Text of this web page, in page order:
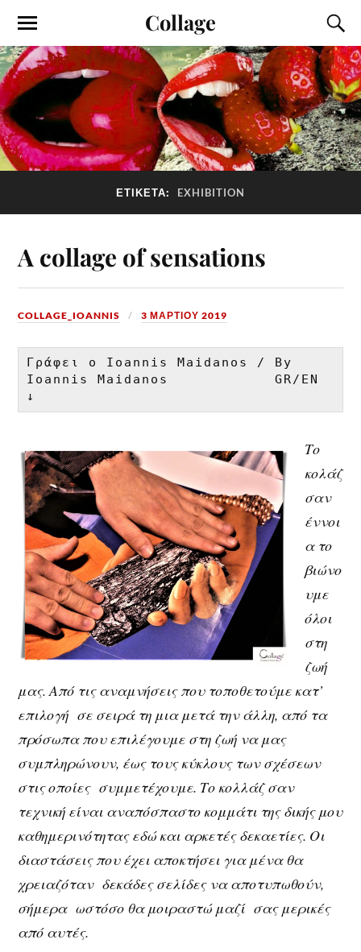
Collage
ΕΤΙΚΈΤΑ: EXHIBITION
A collage of sensations
COLLAGE_IOANNIS 3 ΜΑΡΤΊΟΥ 2019
Γράφει ο Ioannis Maidanos / By
Ioannis Maidanos            GR/EN
↓
Το
κολάζ
σαν
έννοι
α το
βιώνο
υμε
όλοι
στη
ζωή
μας. Από τις αναμνήσεις που τοποθετούμε κατ’
επιλογή σε σειρά τη μια μετά την άλλη, από τα
πρόσωπα που επιλέγουμε στη ζωή να μας
συμπληρώνουν, έως τους κύκλους των σχέσεων
στις οποίες συμμετέχουμε. Το κολλάζ σαν
τεχνική είναι αναπόσπαστο κομμάτι της δικής μου
καθημερινότητας εδώ και αρκετές δεκαετίες. Οι
διαστάσεις που έχει αποκτήσει για μένα θα
χρειαζόταν δεκάδες σελίδες να αποτυπωθούν,
σήμερα ωστόσο θα μοιραστώ μαζί σας μερικές
από αυτές.